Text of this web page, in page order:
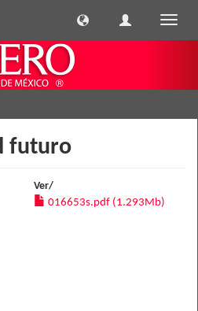
futuro
Ver/
016653s.pdf (1.293Mb)